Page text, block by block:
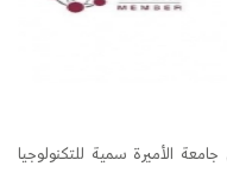
الأميرة سمية للتكنولوجيا